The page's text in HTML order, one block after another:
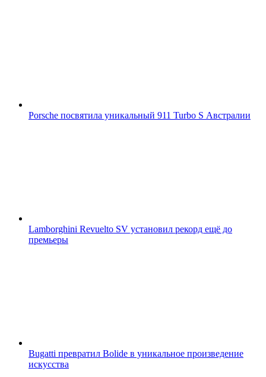
Porsche посвятила уникальный 911 Turbo S Австралии
Lamborghini Revuelto SV установил рекорд ещё до
премьеры
Bugatti превратил Bolide в уникальное произведение
искусства